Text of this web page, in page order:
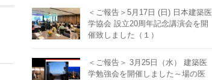
＜ご報告＞5月17日 (日) 日本建築医
学協会 設立20周年記念講演会を開
催致しました（１）
＜ご報告＞ 3月25日（水） 建築医
学勉強会を開催しました～場の医